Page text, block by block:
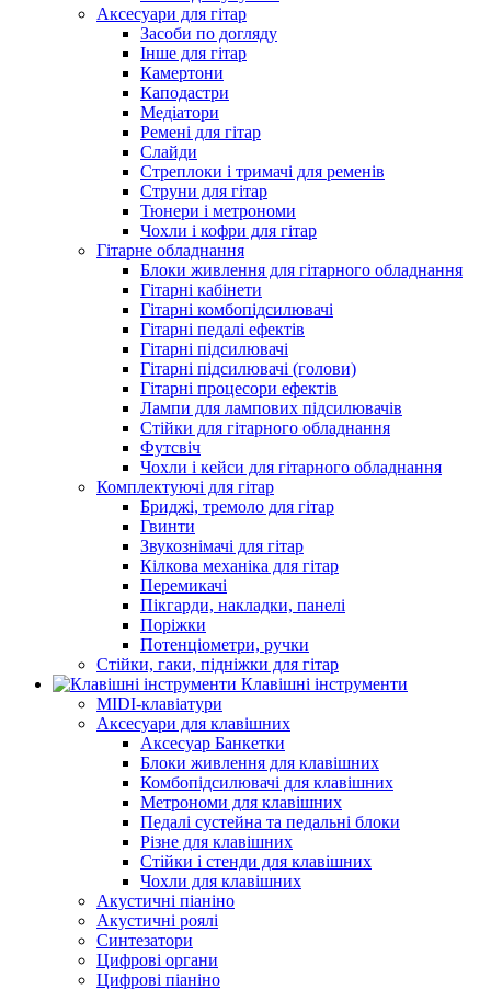
Аксесуари для гітар
Засоби по догляду
Інше для гітар
Камертони
Каподастри
Медіатори
Ремені для гітар
Слайди
Стреплоки і тримачі для ременів
Струни для гітар
Тюнери і метрономи
Чохли і кофри для гітар
Гітарне обладнання
Блоки живлення для гітарного обладнання
Гітарні кабінети
Гітарні комбопідсилювачі
Гітарні педалі ефектів
Гітарні підсилювачі
Гітарні підсилювачі (голови)
Гітарні процесори ефектів
Лампи для лампових підсилювачів
Стійки для гітарного обладнання
Футсвіч
Чохли і кейси для гітарного обладнання
Комплектуючі для гітар
Бриджі, тремоло для гітар
Гвинти
Звукознімачі для гітар
Кілкова механіка для гітар
Перемикачі
Пікгарди, накладки, панелі
Поріжки
Потенціометри, ручки
Стійки, гаки, підніжки для гітар
Клавішні інструменти
MIDI-клавіатури
Аксесуари для клавішних
Аксесуар Банкетки
Блоки живлення для клавішних
Комбопідсилювачі для клавішних
Метрономи для клавішних
Педалі сустейна та педальні блоки
Різне для клавішних
Стійки і стенди для клавішних
Чохли для клавішних
Акустичні піаніно
Акустичні роялі
Синтезатори
Цифрові органи
Цифрові піаніно